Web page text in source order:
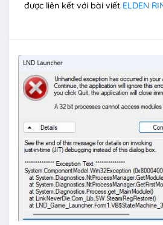
được liên kết với bài viết ELDEN